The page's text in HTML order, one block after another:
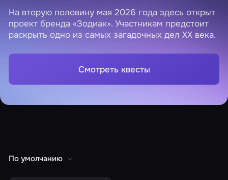
На вторую половину мая 2026 года здесь открыт
проект бренда «Зодиак». Участникам предстоит
раскрыть одно из самых загадочных дел XX века.
Смотреть квесты
По умолчанию